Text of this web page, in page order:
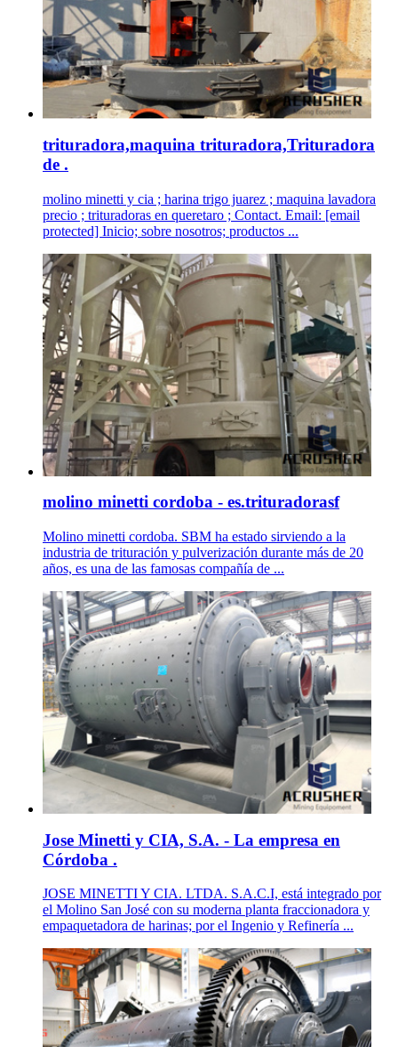
trituradora,maquina trituradora,Trituradora
de .
molino minetti y cia ; harina trigo juarez ; maquina lavadora
precio ; trituradoras en queretaro ; Contact. Email: [email
protected] Inicio; sobre nosotros; productos ...
molino minetti cordoba - es.trituradorasf
Molino minetti cordoba. SBM ha estado sirviendo a la
industria de trituración y pulverización durante más de 20
años, es una de las famosas compañía de ...
Jose Minetti y CIA, S.A. - La empresa en
Córdoba .
JOSE MINETTI Y CIA. LTDA. S.A.C.I, está integrado por
el Molino San José con su moderna planta fraccionadora y
empaquetadora de harinas; por el Ingenio y Refinería ...